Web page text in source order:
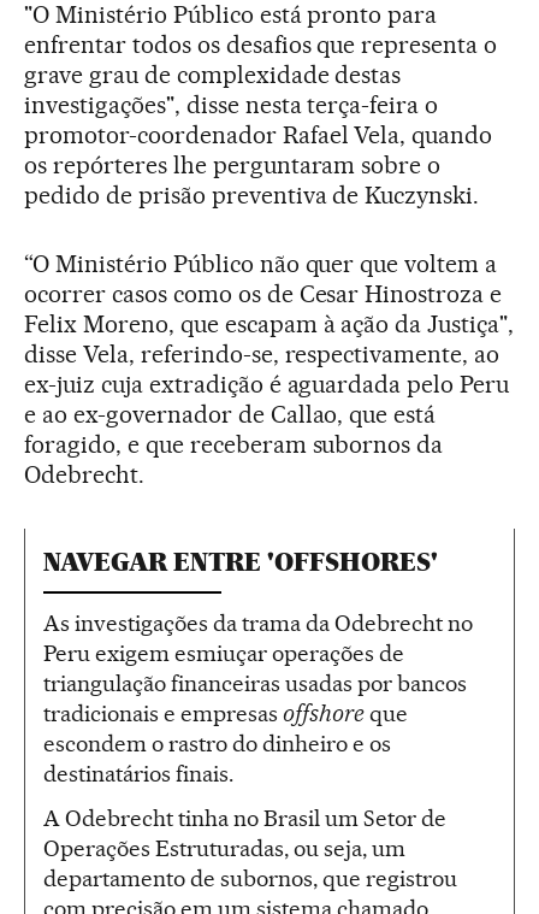
"O Ministério Público está pronto para
enfrentar todos os desafios que representa o
grave grau de complexidade destas
investigações", disse nesta terça-feira o
promotor-coordenador Rafael Vela, quando
os repórteres lhe perguntaram sobre o
pedido de prisão preventiva de Kuczynski.
“O Ministério Público não quer que voltem a
ocorrer casos como os de Cesar Hinostroza e
Felix Moreno, que escapam à ação da Justiça",
disse Vela, referindo-se, respectivamente, ao
ex-juiz cuja extradição é aguardada pelo Peru
e ao ex-governador de Callao, que está
foragido, e que receberam subornos da
Odebrecht.
NAVEGAR ENTRE 'OFFSHORES'
As investigações da trama da Odebrecht no
Peru exigem esmiuçar operações de
triangulação financeiras usadas por bancos
tradicionais e empresas offshoreque
escondem o rastro do dinheiro e os
destinatários finais.
A Odebrecht tinha no Brasil um Setor de
Operações Estruturadas, ou seja, um
departamento de subornos, que registrou
com precisão em um sistema chamado